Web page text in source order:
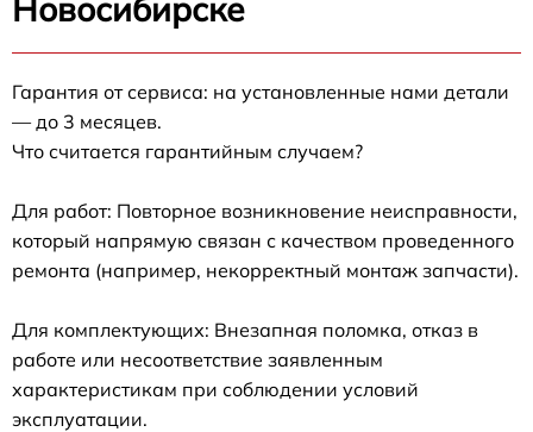
Новосибирске
Гарантия от сервиса: на установленные нами детали
— до 3 месяцев.
Что считается гарантийным случаем?
Для работ: Повторное возникновение неисправности,
который напрямую связан с качеством проведенного
ремонта (например, некорректный монтаж запчасти).
Для комплектующих: Внезапная поломка, отказ в
работе или несоответствие заявленным
характеристикам при соблюдении условий
эксплуатации.